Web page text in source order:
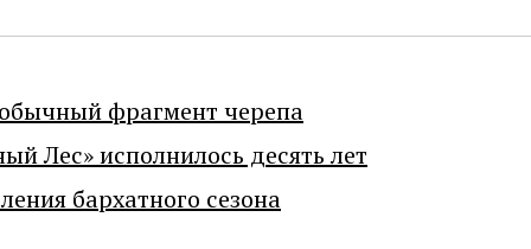
фрагмент черепа
Лес» исполнилось десять лет
бархатного сезона